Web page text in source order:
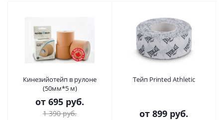
Кинезийотейп в рулоне
(50мм*5 м)
от 695 руб.
1 390 руб.
Тейп Printed Athletic
от 899 руб.